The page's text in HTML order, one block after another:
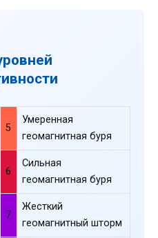
5
Умеренная
геомагнитная буря
6
Сильная
геомагнитная буря
7
Жесткий
геомагнитный шторм